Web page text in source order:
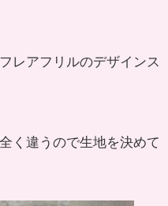
レアフリルのデザインス
く違うので生地を決めて